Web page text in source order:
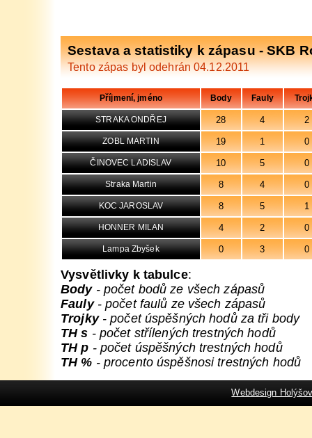
Sestava a statistiky k zápasu - SKB
Tento zápas byl odehrán 04.12.2011
Příjmení, jméno Body Fauly
STRAKA ONDŘEJ 28 4 2
ZOBL MARTIN 19 1 0
ČINOVEC LADISLAV 10 5 0
Straka Martin 8 4 0
KOC JAROSLAV 8 5 1
HONNER MILAN 4 2 0
Lampa Zbyšek 0 3 0
Vysvětlivky k tabulce:
Body- počet bodů ze všech zápasů
Fauly- počet faulů ze všech zápasů
Trojky- počet úspěšných hodů za tři body
TH s - počet střílených trestných hodů
TH p - počet úspěšných trestných hodů
TH % - procento úspěšnosi trestných hodů
Webdesign Holýšov